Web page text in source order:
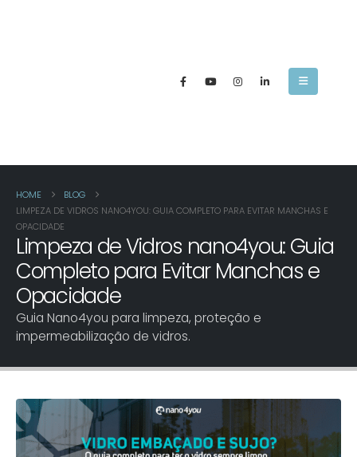
HOME
BLOG
LIMPEZA DE VIDROS NANO4YOU: GUIA COMPLETO PARA EVITAR MANCHAS E
OPACIDADE
Limpeza de Vidros nano4you: Guia
Completo para Evitar Manchas e
Opacidade
Guia Nano4you para limpeza, proteção e
impermeabilização de vidros.